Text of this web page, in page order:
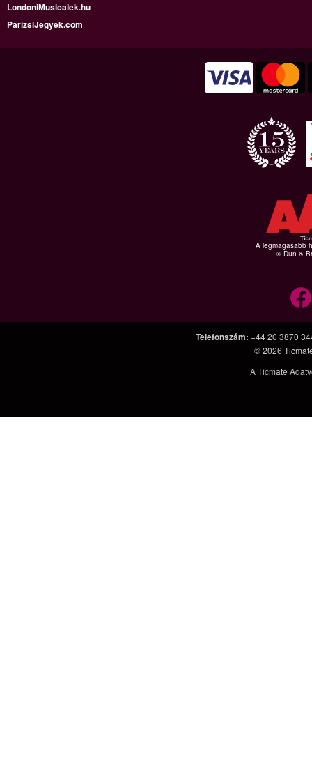
LondoniMusicalek.hu
ParizsiJegyek.com
A legmagasabb
© Dun &
Telefonszám: +44 20 3870
© 2026
A Ticmate